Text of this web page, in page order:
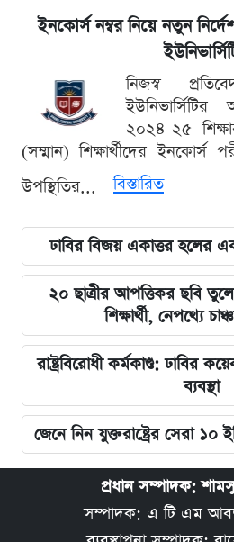
ইনকোর্স নম্বর নিয়ে নতুন
নিজস্ব
২০২৪-২৫
(সম্মান) শিক্ষার্থীদের ইনকোর্স
উপস্থিতির...
বিস্তারিত
ঢাবির বিজয় একাত্তর হলের এক
২০ ছাত্রীর আপত্তিকর ছবি
শিক্ষার্থী, নেপথ্যে
রাষ্ট্রবিরোধী কর্মকাণ্ড: ঢাবির
ব্যবস্থা
জেনে নিন যুক্তরাষ্ট্রের সেরা ১০
প্রধান সম্পাদক:
সম্পাদক: এ টি এম